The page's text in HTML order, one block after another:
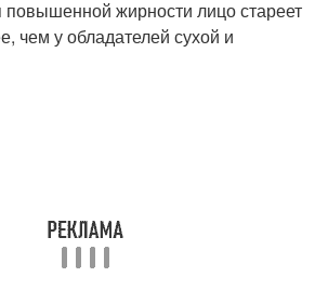
повышенной жирности лицо стареет
чем у обладателей сухой и